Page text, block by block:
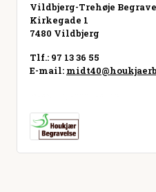
Vildbjerg-Trehøje
Kirkegade 1
7480 Vildbjerg
Tlf.: 97 13 36 55
E-mail: